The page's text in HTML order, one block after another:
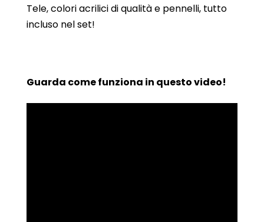
Tele, colori acrilici di qualità e pennelli, tutto
incluso nel set!
Guarda come funziona in questo video!